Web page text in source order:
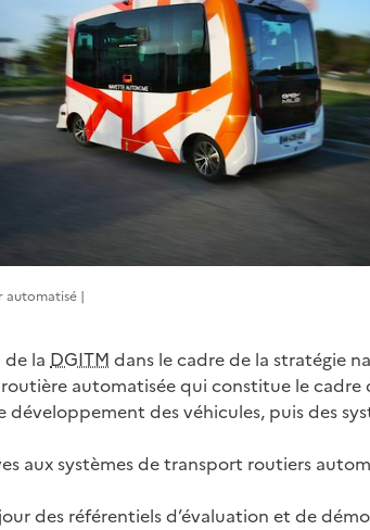
automatisé |
de la DGITM dans le cadre de la stratégie
automatisée qui constitue le cadre
des véhicules, puis des
aux systèmes de transport routiers
des référentiels d’évaluation et de